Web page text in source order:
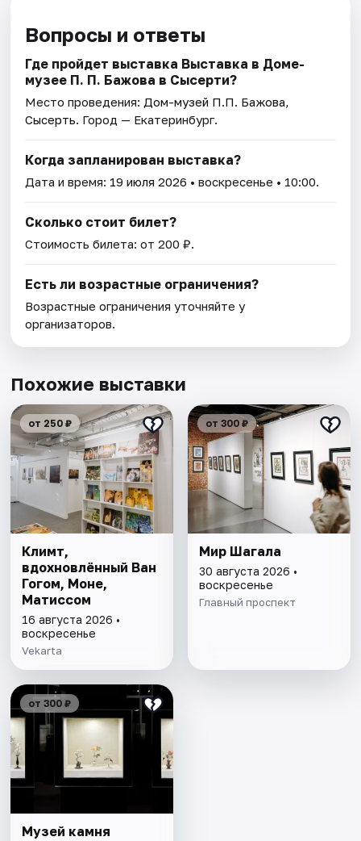
Вопросы и ответы
Где пройдет выставка Выставка в Доме-
музее П. П. Бажова в Сысерти?
Место проведения: Дом-музей П.П. Бажова,
Сысерть. Город — Екатеринбург.
Когда запланирован выставка?
Дата и время: 19 июля 2026 • воскресенье • 10:00.
Сколько стоит билет?
Стоимость билета: от 200 ₽.
Есть ли возрастные ограничения?
Возрастные ограничения уточняйте у
организаторов.
Похожие выставки
от 250 ₽
Климт,
вдохновлённый Ван
Гогом, Моне,
Матиссом
16 августа 2026 •
воскресенье
Vekarta
от 300 ₽
Мир Шагала
30 августа 2026 •
воскресенье
Главный проспект
от 300 ₽
Музей камня